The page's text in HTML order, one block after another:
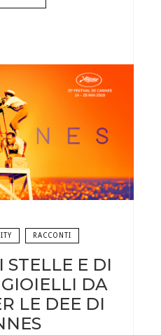
RACCONTI
STELLE E DI
DA
LE DEE DI